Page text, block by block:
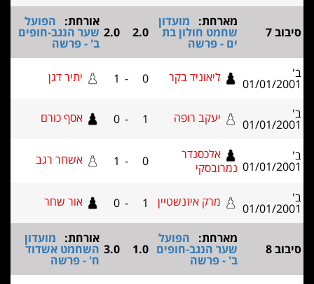
7
מארחת:מועדון
שחמט חולון בת
ים - פרשה
2.0
2.0
אורחת:הפועל
שער הנגב-חופים
ב' - פרשה
01/01/ ליאוניד בקר 0
1 יתיר דגן
01/01/ יעקב רופה 0 אסף כורם
01/01/
אלכסנדר
נמרובסקי
1 אשחר רגב
01/01/ מרק איזנשטיין 1
0 אור שחר
8
מארחת:הפועל
שער הנגב-חופים
ב' - פרשה
1.0
3.0
אורחת:מועדון
השחמט אשדוד
ח' - פרשה